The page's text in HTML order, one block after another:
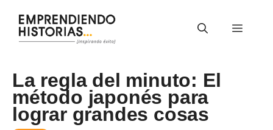
contenido
Menú
La regla del minuto: El
método japonés para
lograr grandes cosas